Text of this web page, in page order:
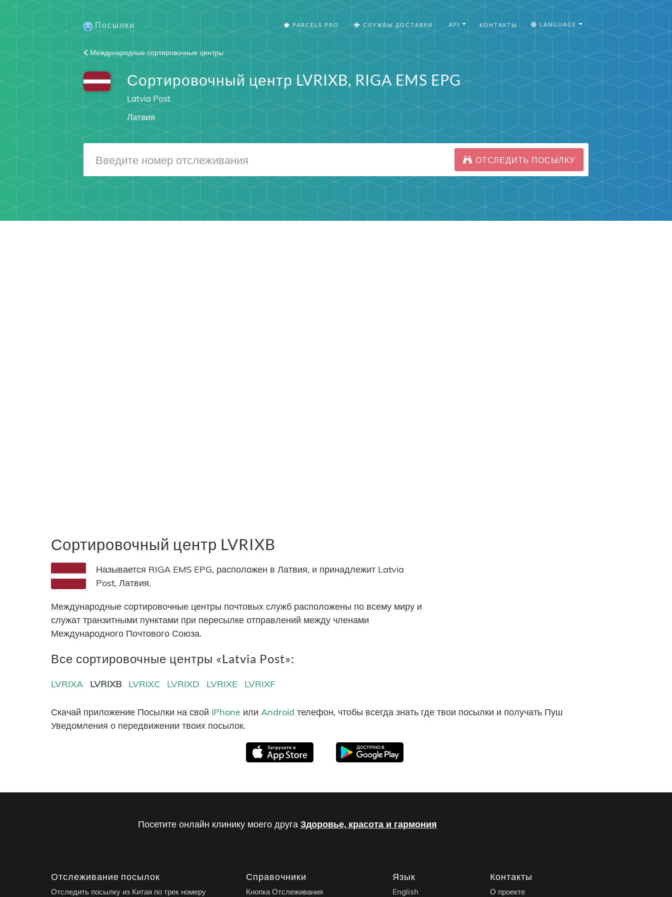
Посылки PARCELS PRO СЛУЖБЫ ДОСТАВКИ API КОНТАКТЫ LANGUAGE
Международные сортировочные центры
Сортировочный центр LVRIXB, RIGA EMS EPG
Latvia Post
Латвия
ОТСЛЕДИТЬ ПОСЫЛКУ
Сортировочный центр LVRIXB
Называется RIGA EMS EPG, расположен в Латвия, и принадлежит Latvia
Post, Латвия.
Международные сортировочные центры почтовых служб расположены по всему миру и
служат транзитными пунктами при пересылке отправлений между членами
Международного Почтового Союза.
Все сортировочные центры «Latvia Post»:
LVRIXA LVRIXB LVRIXC LVRIXD LVRIXE LVRIXF
Скачай приложение Посылки на свой iPhone или Android телефон, чтобы всегда знать где твои посылки и получать Пуш
Уведомления о передвижении твоих посылок.
Посетите онлайн клинику моего друга Здоровье, красота и гармония
Отслеживание посылок
Отследить посылку из Китая по трек номеру
Справочники
Кнопка Отслеживания
Язык
English
Контакты
О проекте